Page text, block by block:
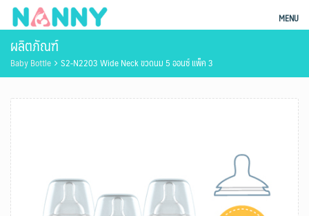
Skip
content
ผลิตภัณฑ์แม่และเด็ก Nanny MENU
ผลิตภัณฑ์
Baby Bottle S2-N2203 Wide Neck ขวดนม 5 ออนซ์ แพ็ค 3